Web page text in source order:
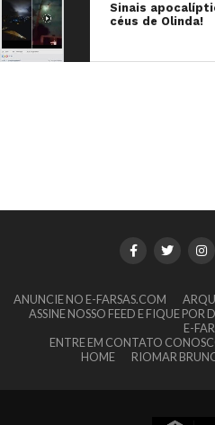
Sinais
céus de Olinda!
ANUNCIE NO E-FARSAS.COM
ASSINE NOSSO FEED E FIQUE
E-
ENTRE EM CONTATO
HOME
RIOMAR